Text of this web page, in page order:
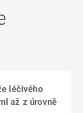
léčivého
až z úrovně